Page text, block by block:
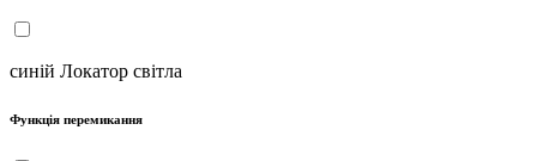
синій Локатор світла
Функція перемикання